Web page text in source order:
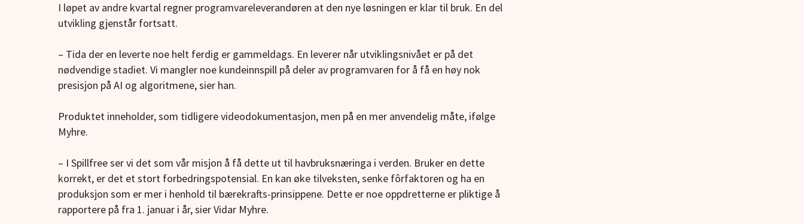
I løpet av andre kvartal regner programvareleverandøren at den nye løsningen er klar til bruk. En del
utvikling gjenstår fortsatt.
– Tida der en leverte noe helt ferdig er gammeldags. En leverer når utviklingsnivået er på det
nødvendige stadiet. Vi mangler noe kundeinnspill på deler av programvaren for å få en høy nok
presisjon på AI og algoritmene, sier han.
Produktet inneholder, som tidligere videodokumentasjon, men på en mer anvendelig måte, ifølge
Myhre.
– I Spillfree ser vi det som vår misjon å få dette ut til havbruksnæringa i verden. Bruker en dette
korrekt, er det et stort forbedringspotensial. En kan øke tilveksten, senke fôrfaktoren og ha en
produksjon som er mer i henhold til bærekrafts-prinsippene. Dette er noe oppdretterne er pliktige å
rapportere på fra 1. januar i år, sier Vidar Myhre.